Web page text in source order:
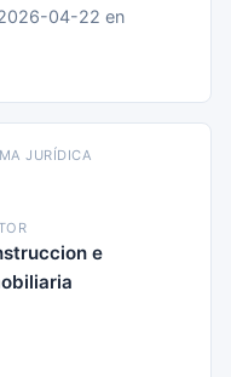
04-22 en
JURÍDICA
e